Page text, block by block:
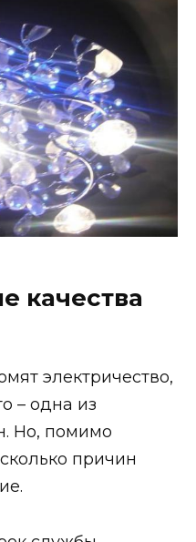
качества
электричество,
– одна из
Но, помимо
причин